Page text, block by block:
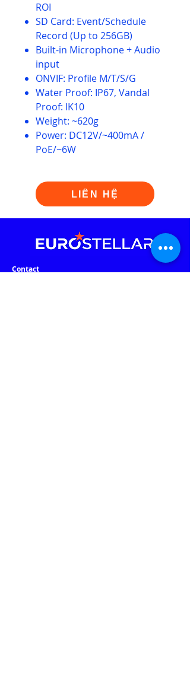
ROI
SD Card: Event/Schedule
Record (Up to 256GB)
Built-in Microphone + Audio
input
ONVIF: Profile M/T/S/G
Water Proof: IP67, Vandal
Proof: IK10
Weight: ~620g
Power: DC12V/~400mA /
PoE/~6W
LIÊN HỆ
Contact